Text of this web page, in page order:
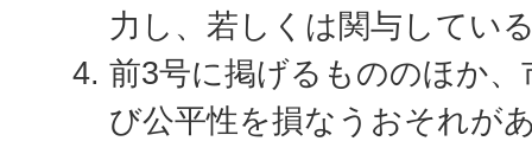
力し、若しくは関与してい
前3号に掲げるもののほか
び公平性を損なうおそれが